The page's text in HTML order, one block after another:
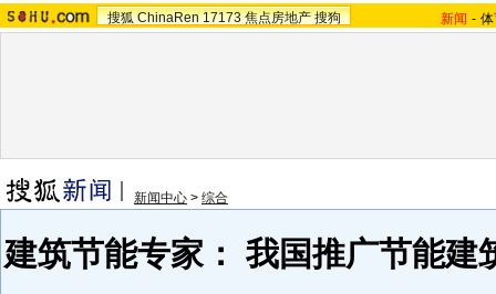
搜狐 ChinaRen 17173 焦点房地产 搜狗 新闻 -
新闻中心 > 综合
建筑节能专家： 我国推广节能建